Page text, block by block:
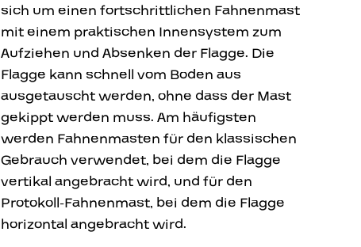
sich um einen fortschrittlichen Fahnenmast
mit einem praktischen Innensystem zum
Aufziehen und Absenken der Flagge. Die
Flagge kann schnell vom Boden aus
ausgetauscht werden, ohne dass der Mast
gekippt werden muss. Am häufigsten
werden Fahnenmasten für den klassischen
Gebrauch verwendet, bei dem die Flagge
vertikal angebracht wird, und für den
Protokoll-Fahnenmast, bei dem die Flagge
horizontal angebracht wird.